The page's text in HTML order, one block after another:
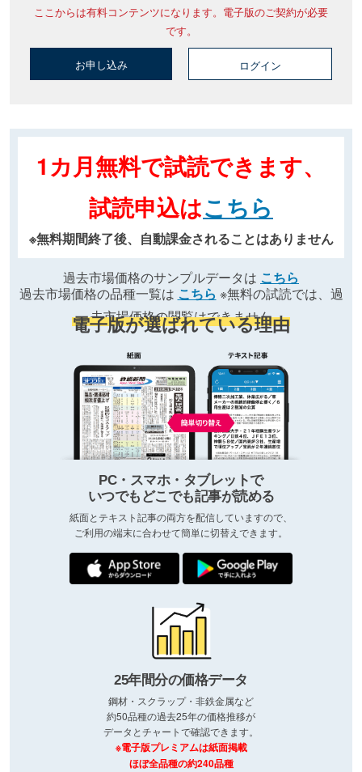
ここからは有料コンテンツになります。電子版のご契約が必要
です。
お申し込み ログイン
1カ月無料で試読できます、
試読申込はこちら
※無料期間終了後、自動課金されることはありません
過去市場価格のサンプルデータは こちら
過去市場価格の品種一覧は こちら ※無料の試読では、過
去市場価格の閲覧はできません
電子版が選ばれている理由
PC・スマホ・タブレットで
いつでもどこでも記事が読める
紙面とテキスト記事の両方を配信していますので、
ご利用の端末に合わせて簡単に切替えできます。
25年間分の価格データ
鋼材・スクラップ・非鉄金属など
約50品種の過去25年の価格推移が
データとチャートで確認できます。
※電子版プレミアムは紙面掲載
ほぼ全品種の約240品種